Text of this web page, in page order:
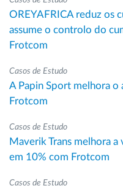
OREYAFRICA reduz os
assume o controlo do
Frotcom
Casos de Estudo
A Papin Sport melhora o
Frotcom
Casos de Estudo
Maverik Trans melhora
em 10% com Frotcom
Casos de Estudo